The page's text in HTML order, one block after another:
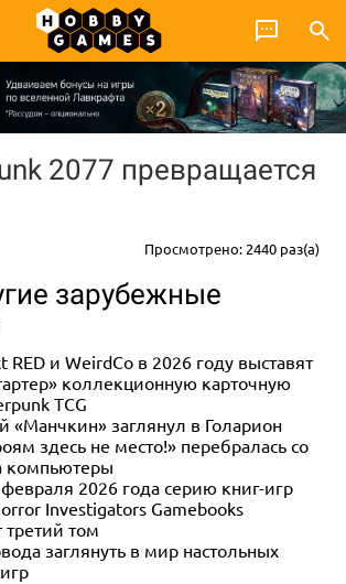
2077 превращается
Просмотрено: 2440 раз(а)
зарубежные
RED и WeirdCo в 2026 году выставят
коллекционную карточную
TCG
«Манчкин» заглянул в Голарион
здесь не место!» перебралась со
компьютеры
2026 года серию книг-игр
Investigators Gamebooks
третий том
заглянуть в мир настольных